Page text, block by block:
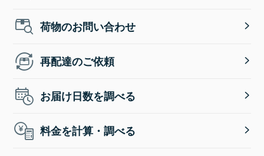
荷物のお問い合わせ
再配達のご依頼
お届け日数を調べる
料金を計算・調べる